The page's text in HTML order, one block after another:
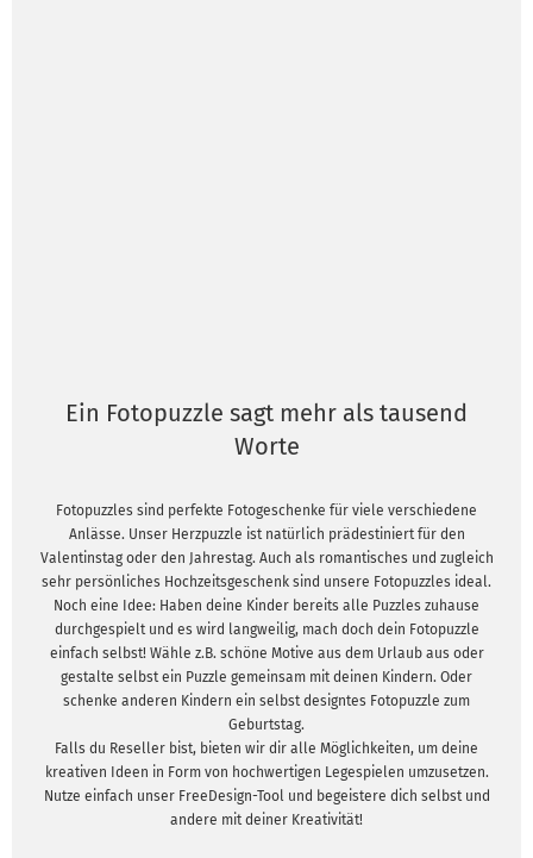
Ein Fotopuzzle sagt mehr als tausend
Worte
Fotopuzzles sind perfekte Fotogeschenke für viele verschiedene
Anlässe. Unser Herzpuzzle ist natürlich prädestiniert für den
Valentinstag oder den Jahrestag. Auch als romantisches und zugleich
sehr persönliches Hochzeitsgeschenk sind unsere Fotopuzzles ideal.
Noch eine Idee: Haben deine Kinder bereits alle Puzzles zuhause
durchgespielt und es wird langweilig, mach doch dein Fotopuzzle
einfach selbst! Wähle z.B. schöne Motive aus dem Urlaub aus oder
gestalte selbst ein Puzzle gemeinsam mit deinen Kindern. Oder
schenke anderen Kindern ein selbst designtes Fotopuzzle zum
Geburtstag.
Falls du Reseller bist, bieten wir dir alle Möglichkeiten, um deine
kreativen Ideen in Form von hochwertigen Legespielen umzusetzen.
Nutze einfach unser FreeDesign-Tool und begeistere dich selbst und
andere mit deiner Kreativität!